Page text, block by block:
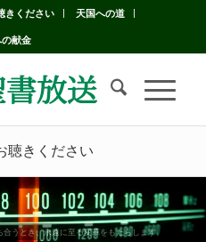
きください
天国への道
献金
聴きください
うとき、永遠に至る変革をもたらします。